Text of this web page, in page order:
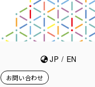
JP / EN
お問い合わせ